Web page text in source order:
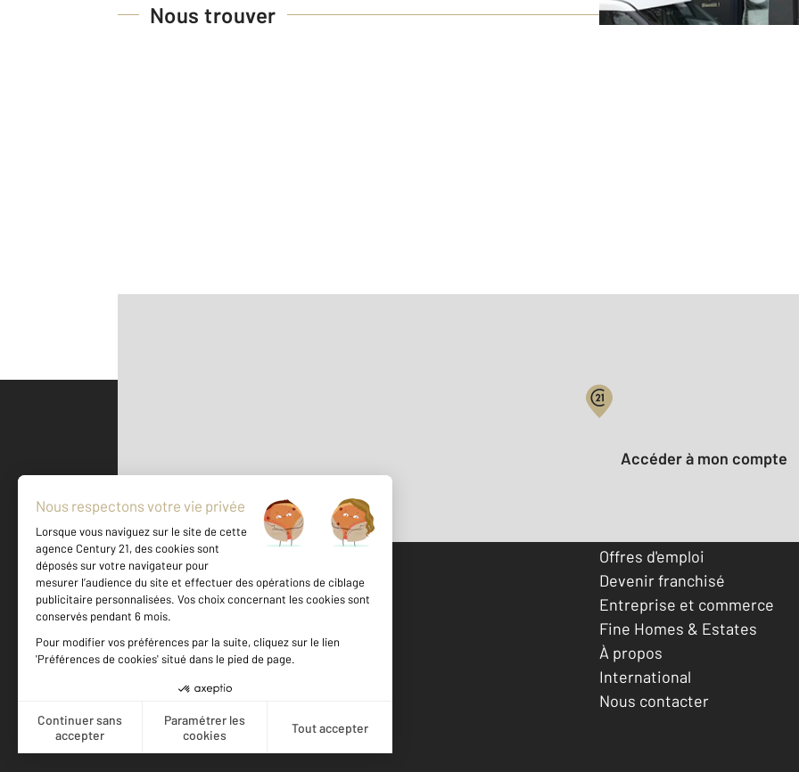
Nous trouver
500 m ©Mappy
Votre compte :
Accéder à mon compte
Votre agence est notée
Achat
Location
Offres d'emploi
Devenir franchisé
Entreprise et commerce
Fine Homes & Estates
À propos
International
Nous contacter